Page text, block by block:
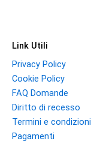
Link Utili
Privacy Policy
Cookie Policy
FAQ Domande
Diritto di recesso
Termini e condizioni
Pagamenti